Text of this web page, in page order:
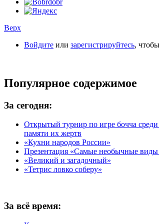
Верх
Войдите или зарегистрируйтесь,
Популярное содержимое
За сегодня:
Открытый турнир по игре бочча
памяти их жертв
«Кухни народов России»
Презентация «Самые необычные виды
«Великий и загадочный»
«Тетрис ловко соберу»
За всё время: